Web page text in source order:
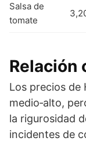
Salsa de
tomate
Relación
Los precios de
medio‑alto,
la rigurosidad
incidentes de